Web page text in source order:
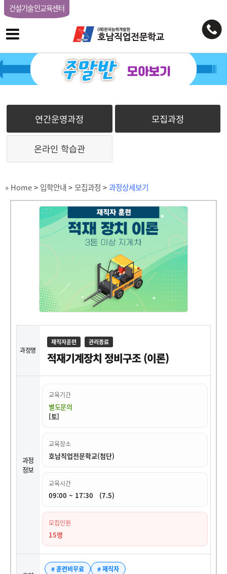
건설기술인교육센터
연간운영과정 모집과정
온라인 학습관
» Home> 입학안내 >모집과정 >과정상세보기
과정명
재직자훈련 관리종료
적재기계장치 정비구조 (이론)
과정
정보
교육기간
별도문의
[토]
교육장소
호남직업전문학교(첨단)
교육시간
09:00 ~ 17:30 (7.5)
모집인원
15명
# 훈련비무료 # 재직자